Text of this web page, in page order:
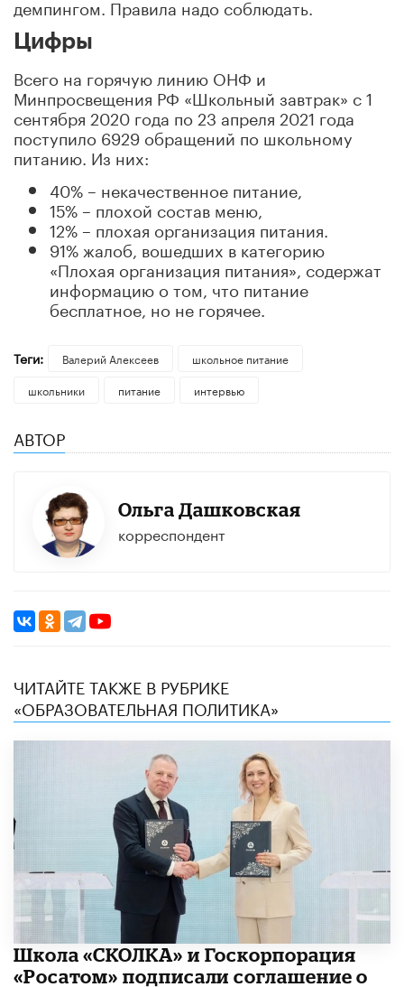
демпингом. Правила надо соблюдать.
Цифры
Всего на горячую линию ОНФ и
Минпросвещения РФ «Школьный завтрак» с 1
сентября 2020 года по 23 апреля 2021 года
поступило 6929 обращений по школьному
питанию. Из них:
40% – некачественное питание,
15% – плохой состав меню,
12% – плохая организация питания.
91% жалоб, вошедших в категорию
«Плохая организация питания», содержат
информацию о том, что питание
бесплатное, но не горячее.
Теги: Валерий Алексеев
школьное питание
школьники
питание интервью
АВТОР
Ольга Дашковская
корреспондент
ЧИТАЙТЕ ТАКЖЕ В РУБРИКЕ
«ОБРАЗОВАТЕЛЬНАЯ ПОЛИТИКА»
Школа «СКОЛКА» и Госкорпорация
«Росатом» подписали соглашение о